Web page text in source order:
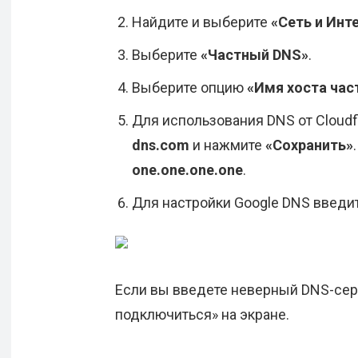
Найдите и выберите «Сеть и
Выберите «Частный DNS».
Выберите опцию«Имя хоста
Для использования DNS от
dns.com и нажмите «Сохранить»
one.one.one.one.
Для настройки Google DNS
Если вы введете неверный DNS-
подключиться» на экране.